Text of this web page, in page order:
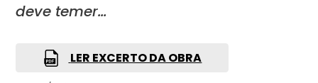
deve temer…
LER EXCERTO DA OBRA